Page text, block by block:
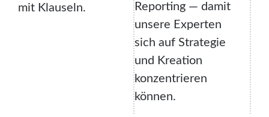
mit Klauseln.
Reporting — damit
unsere Experten
sich auf Strategie
und Kreation
konzentrieren
können.